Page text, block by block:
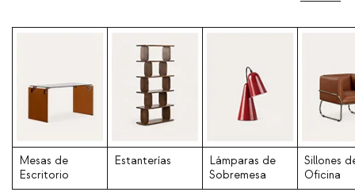
The Masie
las tienes disponibles con
reposabrazos, con o sin ruedas, tapizadas, de altura regulable
y adaptables. Combina cualquiera de estas
sillas de trabajo
con nuestras estupendaslámparas de escritorio, creando tu
ambiente de trabajo perfecto. Disponemos de un catálogo con
gran variedad de modelos y estilos, para que los combines
con los mejores escritorios. ¡Consigue un ambiente de trabajo
Mesas de
Escritorio
Estanterías
Lámparas de
Sobremesa
Sillones
Oficina